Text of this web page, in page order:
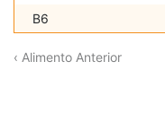
B6
‹ Alimento Anterior